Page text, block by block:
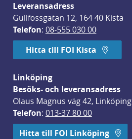
i nytt fönster.
Leveransadress
Gullfossgatan 12, 164 40 Kista
Telefon: 08-555 030 00
Hitta till FOI Kista
Linköping
Besöks- och leveransadress
Olaus Magnus väg 42, Linköping
Telefon: 013-37 80 00
Hitta till FOI Linköping